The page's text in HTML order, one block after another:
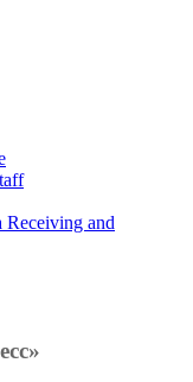
Receiving and